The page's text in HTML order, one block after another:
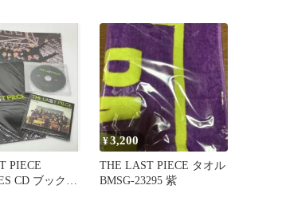
PIECE
CD ブックセ
¥3,200
THE LAST PIECE タオル
BMSG-23295 紫